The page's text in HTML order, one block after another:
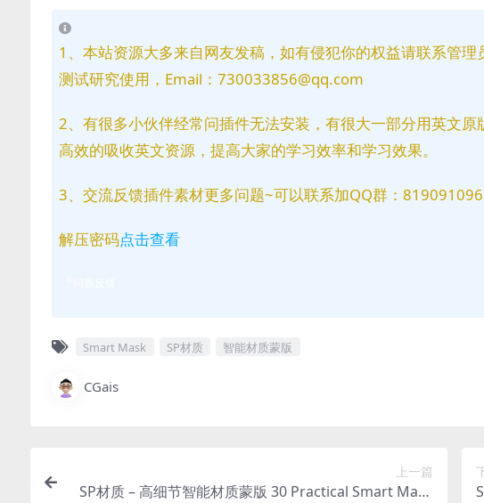
1、本站资源大多来自网友发稿，如有侵犯你的权益请联系管
测试研究使用，Email：730033856@qq.com
2、有很多小伙伴经常问插件无法安装，有很大一部分用英文
高效的吸收英文资源，提高大家的学习效率和学习效果。
3、交流反馈插件素材更多问题~可以联系加QQ群：819091096
解压密码点击查看
Smart Mask SP材质 智能材质蒙版
CGais
上一篇
SP材质 – 高细节智能材质蒙版 30 Practical Smart Mask